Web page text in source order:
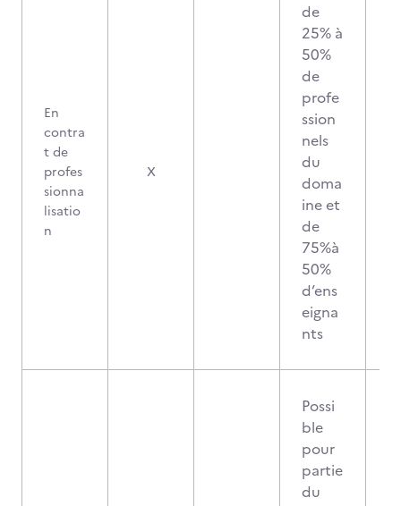
En
contra
t de
profes
sionna
lisatio
n
X
de
25% à
50%
de
profe
ssion
nels
du
doma
ine et
de
75%à
50%
d’ens
eigna
nts
Possi
ble
pour
partie
du